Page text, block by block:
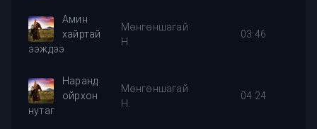
Амин
хайртай
ээждээ
Мөнгөншагай
Н.
03:46
Наранд
ойрхон
нутаг
Мөнгөншагай
Н.
04:24